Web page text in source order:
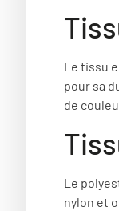
Le tissu
pour sa
de
Le
nylon et